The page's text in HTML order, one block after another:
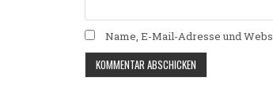
Name, E-Mail-Adresse und